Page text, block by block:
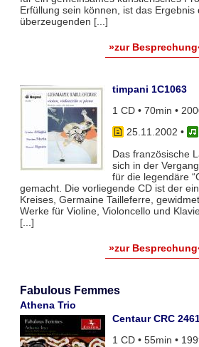
Erfüllung sein können, ist das Ergebnis
überzeugenden [...]
»zur
timpani 1C1063
1 CD • 70min •
25.11.2002 •
Das französische
sich in der
für die legendäre
gemacht. Die vorliegende CD ist der
Kreises, Germaine Tailleferre,
Werke für Violine, Violoncello und
[...]
»zur
Fabulous Femmes
Athena Trio
Centaur CRC
1 CD • 55min •